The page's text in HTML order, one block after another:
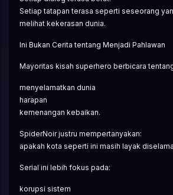
Setiap tatapan terasa seperti seseorang
melihat kekerasan dunia.
Ini Bukan Cerita tentang Menjadi Pahlawan
Mayoritas kisah superhero berbicara
menyelamatkan dunia
harapan
kemenangan kebaikan.
SpiderNoir justru mempertanyakan:
apakah kota seperti ini masih layak
Serial ini lebih fokus pada:
korupsi sistem